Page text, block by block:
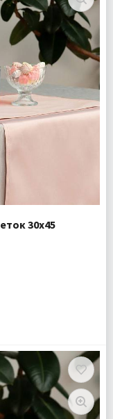
30х45
Салфетки 2 шт
Подробнее